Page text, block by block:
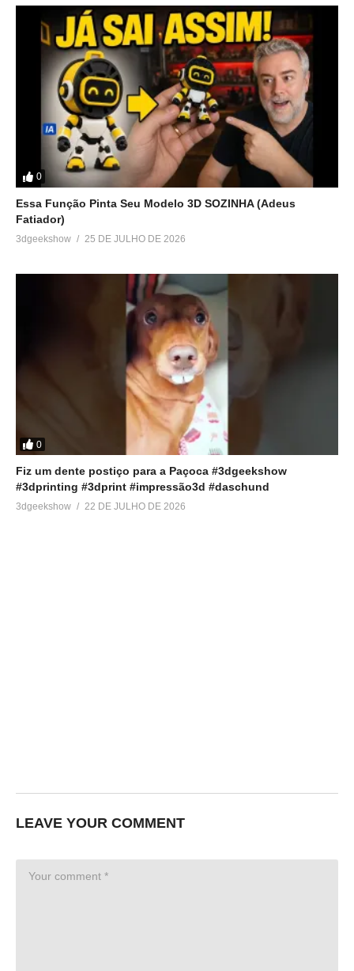
0
Essa Função Pinta Seu Modelo 3D SOZINHA (Adeus
Fatiador)
3dgeekshow 25 DE JULHO DE 2026
0
Fiz um dente postiço para a Paçoca #3dgeekshow
#3dprinting #3dprint #impressão3d #daschund
3dgeekshow 22 DE JULHO DE 2026
LEAVE YOUR COMMENT